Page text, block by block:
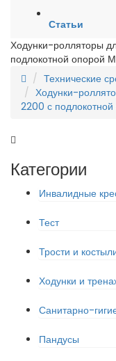
Статьи
Ходунки-ролляторы
подлокотной опорой
Технические
Ходунки-
2200 с
Категории
Инвалидные
Тест
Трости и
Ходунки и
Санитарно-
Пандусы